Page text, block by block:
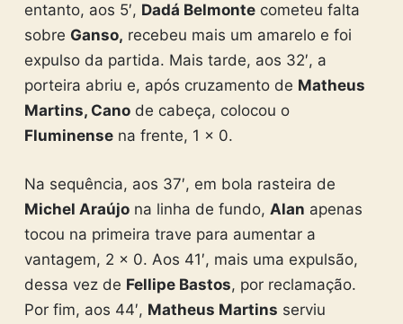
entanto, aos 5′, Dadá Belmontecometeu falta
sobre Ganso, recebeu mais um amarelo e foi
expulso da partida. Mais tarde, aos 32′, a
porteira abriu e, após cruzamento de Matheus
Martins, Canode cabeça, colocou o
Fluminensena frente, 1 x 0.
Na sequência, aos 37′, em bola rasteira de
Michel Araújona linha de fundo, Alan apenas
tocou na primeira trave para aumentar a
vantagem, 2 x 0. Aos 41′, mais uma expulsão,
dessa vez de Fellipe Bastos, por reclamação.
Por fim, aos 44′, Matheus Martins serviu